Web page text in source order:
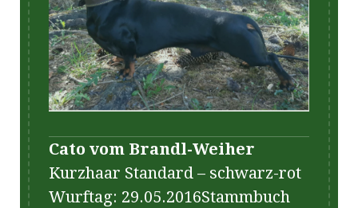
Cato vom Brandl-Weiher
Kurzhaar Standard – schwarz-rot
Wurftag: 29.05.2016Stammbuch